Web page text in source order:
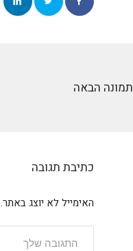
תמונה הבאה
כתיבת תגובה
האימייל לא יוצג באתר.